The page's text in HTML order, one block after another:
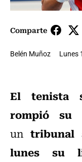
Comparte
Belén Muñoz Lunes
El tenista
rompió
untribunal
lunes su